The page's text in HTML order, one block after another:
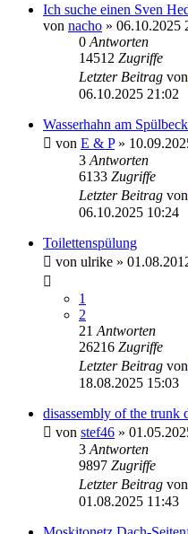
Ich suche einen Sven
von nacho » 06.10.2025
0 Antworten
14512 Zugriffe
Letzter Beitrag von
06.10.2025 21:02
Wasserhahn am
von E & P»
3 Antworten
6133 Zugriffe
Letzter Beitrag von
06.10.2025 10:24
Toilettenspülung
von ulrike »
1
2
21 Antworten
26216 Zugriffe
Letzter Beitrag von
18.08.2025 15:03
disassembly of the trunk
von stef46 »
3 Antworten
9897 Zugriffe
Letzter Beitrag von
01.08.2025 11:43